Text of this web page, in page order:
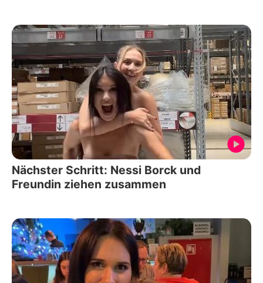
Nächster Schritt: Nessi Borck und
Freundin ziehen zusammen